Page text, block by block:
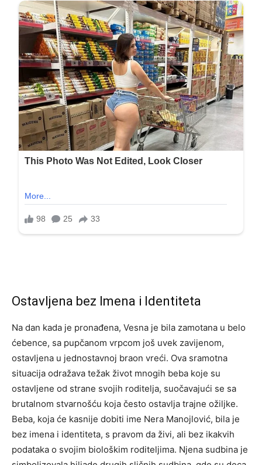
Ostavljena bez Imena i Identiteta
Na dan kada je pronađena, Vesna je bila zamotana u belo
ćebence, sa pupčanom vrpcom još uvek zavijenom,
ostavljena u jednostavnoj braon vreći. Ova sramotna
situacija odražava težak život mnogih beba koje su
ostavljene od strane svojih roditelja, suočavajući se sa
brutalnom stvarnošću koja često ostavlja trajne ožiljke.
Beba, koja će kasnije dobiti ime Nera Manojlović, bila je
bez imena i identiteta, s pravom da živi, ali bez ikakvih
podataka o svojim biološkim roditeljima. Njena sudbina je